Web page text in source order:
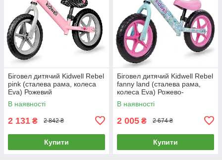
Біговел дитячий Kidwell Rebel
pink (сталева рама, колеса
Eva) Рожевий
В наявності
2 131 ₴ 2 842 ₴
Купити
Біговел дитячий Kidwell Rebel
fanny land (сталева рама,
колеса Eva) Рожево-
блакитний
В наявності
2 005 ₴ 2 674 ₴
Купити